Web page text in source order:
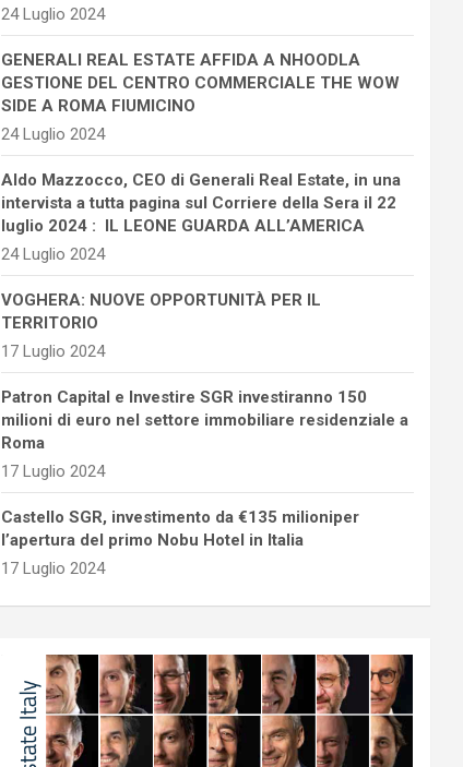
24 Luglio 2024
GENERALI REAL ESTATE AFFIDA A NHOODLA
GESTIONE DEL CENTRO COMMERCIALE THE WOW
SIDE A ROMA FIUMICINO
24 Luglio 2024
Aldo Mazzocco, CEO di Generali Real Estate, in una
intervista a tutta pagina sul Corriere della Sera il 22
luglio 2024 : IL LEONE GUARDA ALL’AMERICA
24 Luglio 2024
VOGHERA: NUOVE OPPORTUNITÀ PER IL
TERRITORIO
17 Luglio 2024
Patron Capital e Investire SGR investiranno 150
milioni di euro nel settore immobiliare residenziale a
Roma
17 Luglio 2024
Castello SGR, investimento da €135 milioniper
l’apertura del primo Nobu Hotel in Italia
17 Luglio 2024